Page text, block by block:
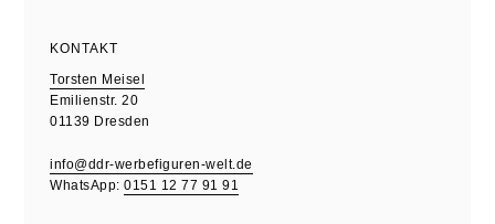
KONTAKT
Torsten Meisel
Emilienstr. 20
01139 Dresden
info@ddr-werbefiguren-welt.de
WhatsApp:0151 12 77 91 91